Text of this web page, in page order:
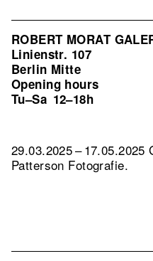
ROBERT MORAT
Linienstr. 107
Berlin Mitte
Opening hours
Tu–Sa 12–18h
29.03.2025 –
Patterson Fotografie.